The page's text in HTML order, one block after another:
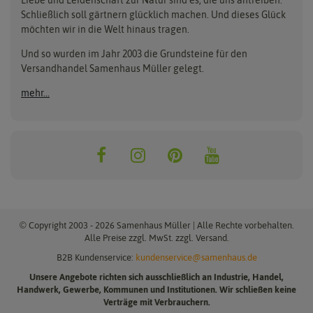
Beleuchtung
Folien, Vliese und Netze
Gartengeräte
Nützlinge & Nisthilfen
Keimsprossen
Saatgut für Werbezwecke
Samen-Sets
Gemüsesamen
Exotische Samen
Rasensamen
Pflanzgut
Pflanzschalotten
Steckzwiebeln
Buzzy Seeds
Clever Pots
Dürr-Samen
FLORTUS
Greenline
Grüne Oase
ReNatura Vogelwelt
Schließlich soll gärtnern glücklich machen. Und dieses Glück
möchten wir in die Welt hinaus tragen.
Und so wurden im Jahr 2003 die Grundsteine für den
Versandhandel Samenhaus Müller gelegt.
mehr...
© Copyright 2003 - 2026 Samenhaus Müller | Alle Rechte vorbehalten.
Alle Preise zzgl. MwSt. zzgl. Versand.
B2B Kundenservice: kundenservice@samenhaus.de
Unsere Angebote richten sich ausschließlich an Industrie, Handel,
Handwerk, Gewerbe, Kommunen und Institutionen. Wir schließen keine
Verträge mit Verbrauchern.